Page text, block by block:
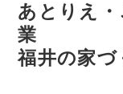
あとりえ
業
福井の家づ